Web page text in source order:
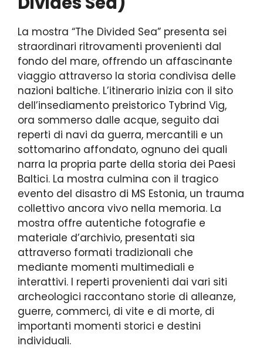
La mostra “The Divided Sea” presenta sei
straordinari ritrovamenti provenienti dal
fondo del mare, offrendo un affascinante
viaggio attraverso la storia condivisa delle
nazioni baltiche. L’itinerario inizia con il sito
dell’insediamento preistorico Tybrind Vig,
ora sommerso dalle acque, seguito dai
reperti di navi da guerra, mercantili e un
sottomarino affondato, ognuno dei quali
narra la propria parte della storia dei Paesi
Baltici. La mostra culmina con il tragico
evento del disastro di MS Estonia, un trauma
collettivo ancora vivo nella memoria. La
mostra offre autentiche fotografie e
materiale d’archivio, presentati sia
attraverso formati tradizionali che
mediante momenti multimediali e
interattivi. I reperti provenienti dai vari siti
archeologici raccontano storie di alleanze,
guerre, commerci, di vite e di morte, di
importanti momenti storici e destini
individuali.